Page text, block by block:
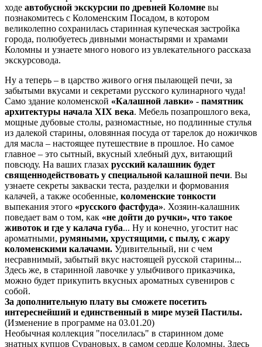
ходе автобусной экскурсии по древней Коломне вы
познакомитесь с Коломенским Посадом, в котором
великолепно сохранилась старинная купеческая застройка
города, полюбуетесь дивными монастырями и храмами
Коломны и узнаете много нового из увлекательного рассказа
экскурсовода.
Ну а теперь – в царство живого огня пылающей печи, за
забытыми вкусами и секретами русского кулинарного чуда!
Само здание коломенской «Калашной лавки» - памятник
архитектуры начала XIX века. Мебель позапрошлого века,
мощные дубовые столы, разномастные, но подлинные стулья
из далекой старины, оловянная посуда от тарелок до ножичков
для масла – настоящее путешествие в прошлое. Но самое
главное – это сытный, вкусный хлебный дух, витающий
повсюду. На ваших глазах русский калашник будет
священнодействовать у специальной калашной печи. Вы
узнаете секреты закваски теста, разделки и формования
калачей, а также особенные, коломенские тонкости
выпекания этого «русского фастфуда». Хозяин-калашник
поведает вам о том, как «не дойти до ручки», что такое
животок и где у калача губа... Ну и конечно, угостит нас
ароматными, румяными, хрустящими, с пылу, с жару
коломенскими калачами. Удивительный, ни с чем
несравнимый, забытый вкус настоящей русской старины...
Здесь же, в старинной лавочке у улыбчивого приказчика,
можно будет прикупить вкусных ароматных сувениров с
собой.
За дополнительную плату вы сможете посетить
интереснейший и единственный в мире музей Пастилы.
(Изменение в программе на 03.01.20)
Необычная коллекция "поселилась" в старинном доме
знатных купцов Сурановых, в самом сердце Коломны. Здесь